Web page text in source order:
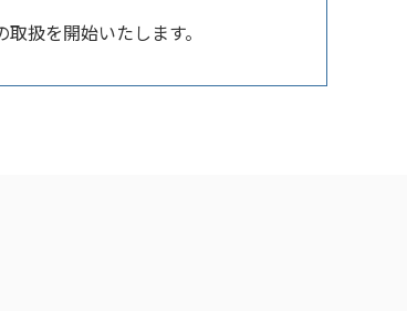
扱を開始いたします。